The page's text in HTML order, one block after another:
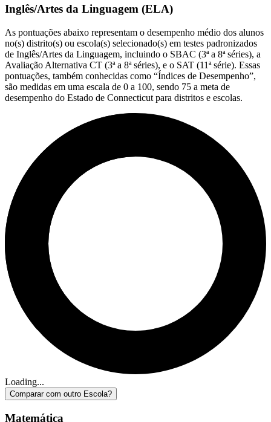
Inglês/Artes da Linguagem (ELA)
As pontuações abaixo representam o desempenho médio dos alunos
no(s) distrito(s) ou escola(s) selecionado(s) em testes padronizados
de Inglês/Artes da Linguagem, incluindo o SBAC (3ª a 8ª séries), a
Avaliação Alternativa CT (3ª a 8ª séries), e o SAT (11ª série). Essas
pontuações, também conhecidas como “Índices de Desempenho”,
são medidas em uma escala de 0 a 100, sendo 75 a meta de
desempenho do Estado de Connecticut para distritos e escolas.
Loading...
Comparar com outro Escola?
Matemática